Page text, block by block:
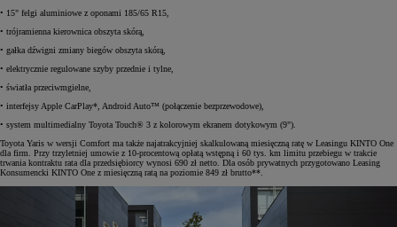
• 15" felgi aluminiowe z oponami 185/65 R15,
• trójramienna kierownica obszyta skórą,
• gałka dźwigni zmiany biegów obszyta skórą,
• elektrycznie regulowane szyby przednie i tylne,
• światła przeciwmgielne,
• interfejsy Apple CarPlay*, Android Auto™ (połączenie bezprzewodowe),
• system multimedialny Toyota Touch® 3 z kolorowym ekranem dotykowym (9").
Toyota Yaris w wersji Comfort ma także najatrakcyjniej skalkulowaną miesięczną ratę w Leasingu KINTO One
dla firm. Przy trzyletniej umowie z 10-procentową opłatą wstępną i 60 tys. km limitu przebiegu w trakcie
trwania kontraktu rata dla przedsiębiorcy wynosi 690 zł netto. Dla osób prywatnych przygotowano Leasing
Konsumencki KINTO One z miesięczną ratą na poziomie 849 zł brutto**.